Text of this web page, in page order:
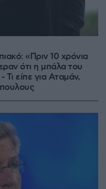
«Πριν 10 χρόνια
ότι η μπάλα του
Τι είπε για Αταμάν,